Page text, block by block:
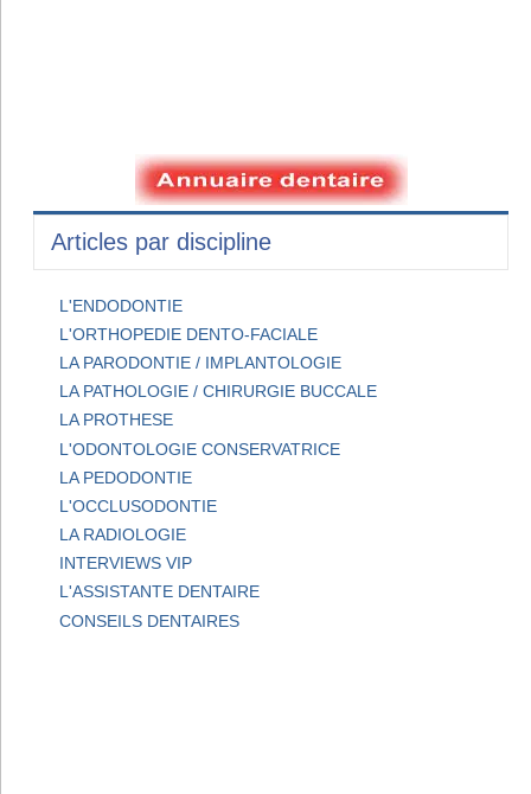
Articles par discipline
L'ENDODONTIE
L'ORTHOPEDIE DENTO-FACIALE
LA PARODONTIE / IMPLANTOLOGIE
LA PATHOLOGIE / CHIRURGIE BUCCALE
LA PROTHESE
L'ODONTOLOGIE CONSERVATRICE
LA PEDODONTIE
L'OCCLUSODONTIE
LA RADIOLOGIE
INTERVIEWS VIP
L'ASSISTANTE DENTAIRE
CONSEILS DENTAIRES